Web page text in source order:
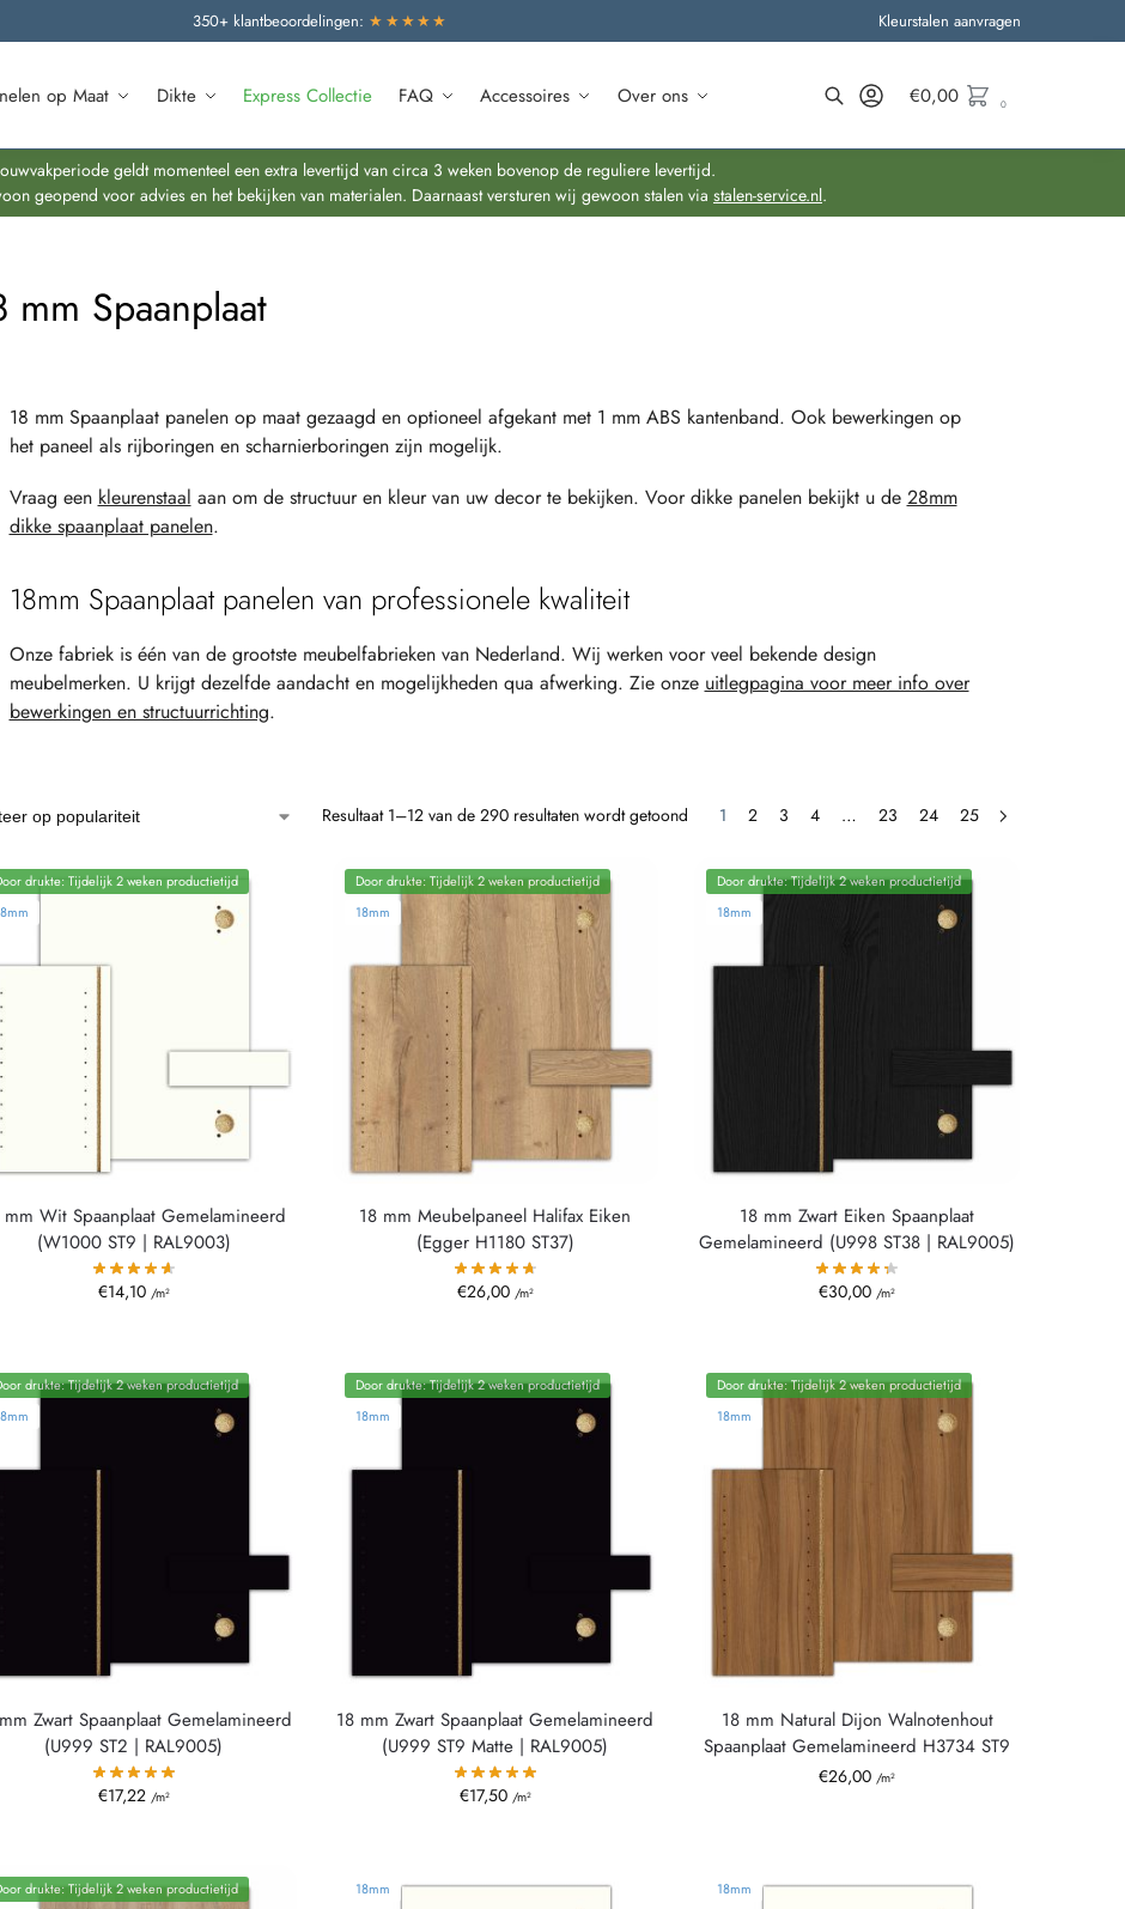
350+ klantbeoordelingen: ★★★★★ Kleurstalen aanvragen
op Maat Dikte Express Collectie FAQ Accessoires Over ons €0,00 0
geldt momenteel een extra levertijd van circa 3 weken bovenop de reguliere levertijd.
geopend voor advies en het bekijken van materialen. Daarnaast versturen wij gewoon stalen via stalen-service.nl.
mm Spaanplaat
18 mm Spaanplaat panelen op maat gezaagd en optioneel afgekant met 1 mm ABS kantenband. Ook bewerkingen op
het paneel als rijboringen en scharnierboringen zijn mogelijk.
Vraag een kleurenstaal aan om de structuur en kleur van uw decor te bekijken. Voor dikke panelen bekijkt u de 28mm
dikke spaanplaat panelen.
18mm Spaanplaat panelen van professionele kwaliteit
Onze fabriek is één van de grootste meubelfabrieken van Nederland. Wij werken voor veel bekende design
meubelmerken. U krijgt dezelfde aandacht en mogelijkheden qua afwerking. Zie onze uitlegpagina voor meer info over
bewerkingen en structuurrichting.
Resultaat 1–12 van de 290 resultaten wordt getoond 1 2 3 4 … 23 24 25
drukte: Tijdelijk 2 weken productietijd
mm Wit Spaanplaat Gemelamineerd
(W1000 ST9 | RAL9003)
€14,10 /m²
Door drukte: Tijdelijk 2 weken productietijd
18mm
18 mm Meubelpaneel Halifax Eiken
(Egger H1180 ST37)
€26,00 /m²
Door drukte: Tijdelijk 2 weken productietijd
18mm
18 mm Zwart Eiken Spaanplaat
Gemelamineerd (U998 ST38 | RAL9005)
€30,00 /m²
drukte: Tijdelijk 2 weken productietijd
Zwart Spaanplaat Gemelamineerd
(U999 ST2 | RAL9005)
€17,22 /m²
Door drukte: Tijdelijk 2 weken productietijd
18mm
18 mm Zwart Spaanplaat Gemelamineerd
(U999 ST9 Matte | RAL9005)
€17,50 /m²
Door drukte: Tijdelijk 2 weken productietijd
18mm
18 mm Natural Dijon Walnotenhout
Spaanplaat Gemelamineerd H3734 ST9
€26,00 /m²
drukte: Tijdelijk 2 weken productietijd
18mm 18mm